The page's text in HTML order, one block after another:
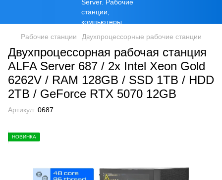
Рабочие станции Двухпроцессорные рабочие станции
Двухпроцессорная рабочая станция
ALFA Server 687 / 2х Intel Xeon Gold
6262V / RAM 128GB / SSD 1TB / HDD
2TB / GeForce RTX 5070 12GB
Артикул: 0687
НОВИНКА